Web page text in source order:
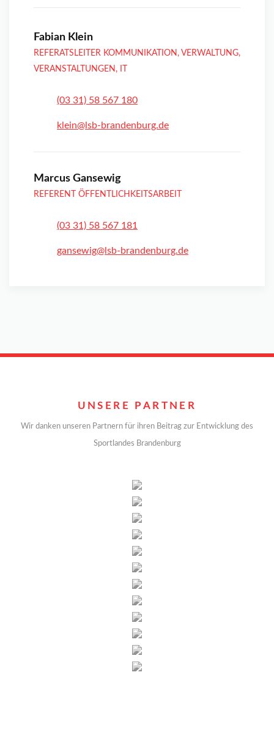
Fabian Klein
REFERATSLEITER KOMMUNIKATION, VERWALTUNG,
VERANSTALTUNGEN, IT
(03 31) 58 567 180
klein@lsb-brandenburg.de
Marcus Gansewig
REFERENT ÖFFENTLICHKEITSARBEIT
(03 31) 58 567 181
gansewig@lsb-brandenburg.de
UNSERE PARTNER
Wir danken unseren Partnern für ihren Beitrag zur Entwicklung des
Sportlandes Brandenburg